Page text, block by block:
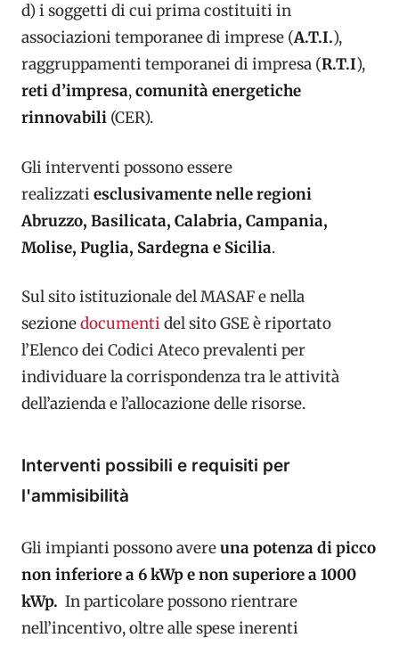
d) i soggetti di cui prima costituiti in
associazioni temporanee di imprese (A.T.I.),
raggruppamenti temporanei di impresa (R.T.I),
reti d’impresa,comunità energetiche
rinnovabili (CER).
Gli interventi possono essere
realizzati esclusivamente nelle regioni
Abruzzo, Basilicata, Calabria, Campania,
Molise, Puglia, Sardegna e Sicilia.
Sul sito istituzionale del MASAF e nella
sezionedocumenti del sito GSE è riportato
l’Elenco dei Codici Ateco prevalenti per
individuare la corrispondenza tra le attività
dell’azienda e l’allocazione delle risorse.
Interventi possibili e requisiti per
l'ammisibilità
Gli impianti possono avereuna potenza di picco
non inferiore a 6 kWp e non superiore a 1000
kWp. In particolare possono rientrare
nell’incentivo, oltre alle spese inerenti